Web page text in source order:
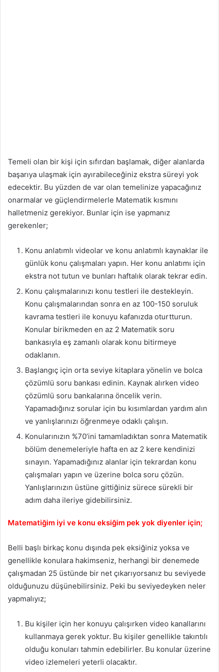
Temeli olan bir kişi için sıfırdan başlamak, diğer alanlarda
başarıya ulaşmak için ayırabileceğiniz ekstra süreyi yok
edecektir. Bu yüzden de var olan temelinize yapacağınız
onarmalar ve güçlendirmelerle Matematik kısmını
halletmeniz gerekiyor. Bunlar için ise yapmanız
gerekenler;
Konu anlatımlı videolar ve konu anlatımlı kaynaklar ile
günlük konu çalışmaları yapın. Her konu anlatımı için
ekstra not tutun ve bunları haftalık olarak tekrar edin.
Konu çalışmalarınızı konu testleri ile destekleyin.
Konu çalışmalarından sonra en az 100-150 soruluk
kavrama testleri ile konuyu kafanızda oturtturun.
Konular birikmeden en az 2 Matematik soru
bankasıyla eş zamanlı olarak konu bitirmeye
odaklanın.
Başlangıç için orta seviye kitaplara yönelin ve bolca
çözümlü soru bankası edinin. Kaynak alırken video
çözümlü soru bankalarına öncelik verin.
Yapamadığınız sorular için bu kısımlardan yardım alın
ve yanlışlarınızı öğrenmeye odaklı çalışın.
Konularınızın %70’ini tamamladıktan sonra Matematik
bölüm denemeleriyle hafta en az 2 kere kendinizi
sınayın. Yapamadığınız alanlar için tekrardan konu
çalışmaları yapın ve üzerine bolca soru çözün.
Yanlışlarınızın üstüne gittiğiniz sürece sürekli bir
adım daha ileriye gidebilirsiniz.
Matematiğim iyi ve konu eksiğim pek yok diyenler için;
Belli başlı birkaç konu dışında pek eksiğiniz yoksa ve
genellikle konulara hakimseniz, herhangi bir denemede
çalışmadan 25 üstünde bir net çıkarıyorsanız bu seviyede
olduğunuzu düşünebilirsiniz. Peki bu seviyedeyken neler
yapmalıyız;
Bu kişiler için her konuyu çalışırken video kanallarını
kullanmaya gerek yoktur. Bu kişiler genellikle takıntılı
olduğu konuları tahmin edebilirler. Bu konular üzerine
video izlemeleri yeterli olacaktır.